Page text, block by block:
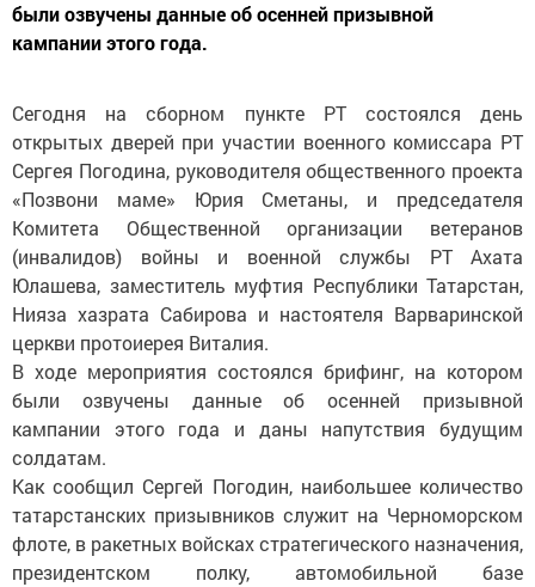
были озвучены данные об осенней призывной
кампании этого года.
Сегодня на сборном пункте РТ состоялся день
открытых дверей при участии военного комиссара РТ
Сергея Погодина, руководителя общественного проекта
«Позвони маме» Юрия Сметаны, и председателя
Комитета Общественной организации ветеранов
(инвалидов) войны и военной службы РТ Ахата
Юлашева, заместитель муфтия Республики Татарстан,
Нияза хазрата Сабирова и настоятеля Варваринской
церкви протоиерея Виталия.
В ходе мероприятия состоялся брифинг, на котором
были озвучены данные об осенней призывной
кампании этого года и даны напутствия будущим
солдатам.
Как сообщил Сергей Погодин, наибольшее количество
татарстанских призывников служит на Черноморском
флоте, в ракетных войсках стратегического назначения,
президентском полку, автомобильной базе